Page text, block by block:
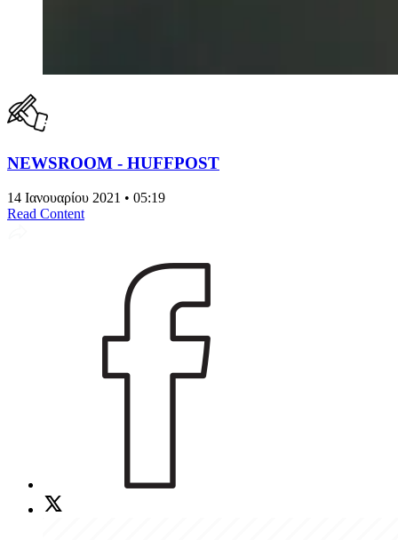
NEWSROOM - HUFFPOST
14 Ιανουαρίου 2021 • 05:19
Read Content